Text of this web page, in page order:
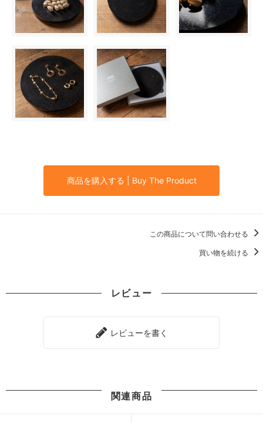
商品を購入する | Buy The Product
この商品について問い合わせる
買い物を続ける
レビュー
レビューを書く
関連商品